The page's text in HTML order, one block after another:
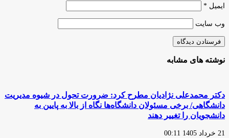
ایمیل *
وب‌ سایت
نوشته های مشابه
دکتر محمدعلی نژادیان مطرح کرد: ضرورت تحول در شیوه مدیریت
دانشگاهی/ برخی مسئولان دانشگاه‌ها نگاه از بالا به پایین به
دانشجویان را تغییر دهند
21 خرداد 1405 00:11